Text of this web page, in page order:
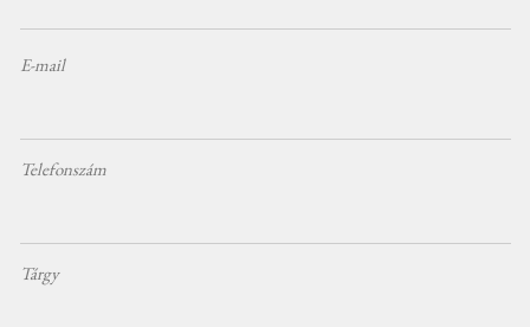
E-mail
Telefonszám
Tárgy